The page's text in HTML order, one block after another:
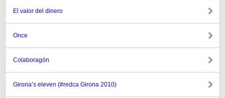
El valor del dinero
Once
Colaboragón
Girona’s eleven (#redca Girona 2010)